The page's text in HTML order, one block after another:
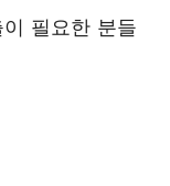
필요한 분들